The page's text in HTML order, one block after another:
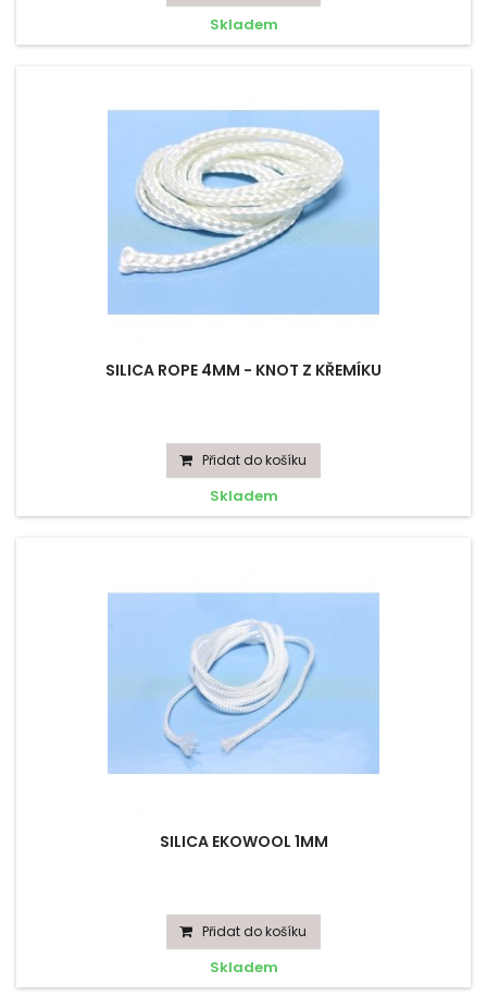
Skladem
SILICA ROPE 4MM - KNOT Z KŘEMÍKU
Přidat do košíku
Skladem
SILICA EKOWOOL 1MM
Přidat do košíku
Skladem